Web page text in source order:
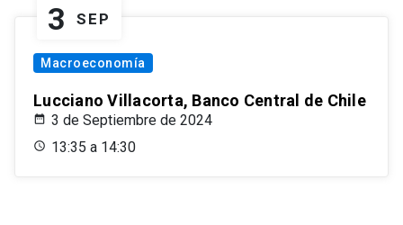
3 SEP
Macroeconomía
Lucciano Villacorta, Banco Central de Chile
3 de Septiembre de 2024
13:35 a 14:30